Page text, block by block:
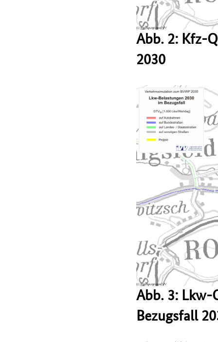
Abb. 2: Kfz-
2030
Abb. 3: Lkw-
Bezugsfall